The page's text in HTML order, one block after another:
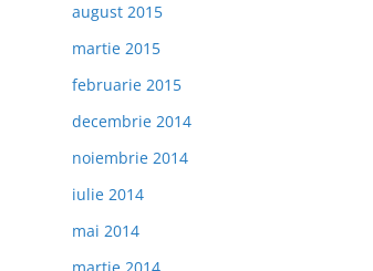
august 2015
martie 2015
februarie 2015
decembrie 2014
noiembrie 2014
iulie 2014
mai 2014